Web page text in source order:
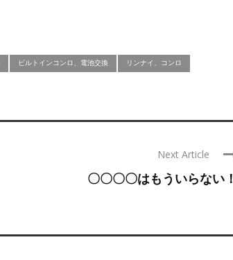
ビルトインコンロ、電池交換
リンナイ、コンロ
Next Article
〇〇〇〇はもういらない！